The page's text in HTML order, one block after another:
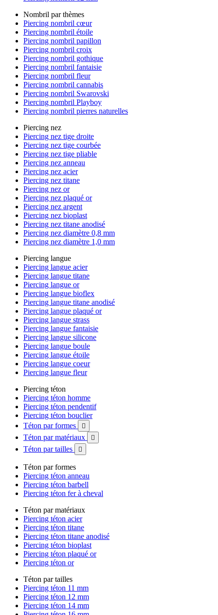
Nombril par thèmes
Piercing nombril cœur
Piercing nombril étoile
Piercing nombril papillon
Piercing nombril croix
Piercing nombril gothique
Piercing nombril fantaisie
Piercing nombril fleur
Piercing nombril cannabis
Piercing nombril Swarovski
Piercing nombril Playboy
Piercing nombril pierres naturelles
Piercing nez
Piercing nez tige droite
Piercing nez tige courbée
Piercing nez tige pliable
Piercing nez anneau
Piercing nez acier
Piercing nez titane
Piercing nez or
Piercing nez plaqué or
Piercing nez argent
Piercing nez bioplast
Piercing nez titane anodisé
Piercing nez diamètre 0,8 mm
Piercing nez diamètre 1,0 mm
Piercing langue
Piercing langue acier
Piercing langue titane
Piercing langue or
Piercing langue bioflex
Piercing langue titane anodisé
Piercing langue plaqué or
Piercing langue strass
Piercing langue fantaisie
Piercing langue silicone
Piercing langue boule
Piercing langue étoile
Piercing langue coeur
Piercing langue fleur
Piercing téton
Piercing téton homme
Piercing téton pendentif
Piercing téton bouclier
Téton par formes

Téton par matériaux 
Téton par tailles 
Téton par formes
Piercing téton anneau
Piercing téton barbell
Piercing téton fer à cheval
Téton par matériaux
Piercing téton acier
Piercing téton titane
Piercing téton titane anodisé
Piercing téton bioplast
Piercing téton plaqué or
Piercing téton or
Téton par tailles
Piercing téton 11 mm
Piercing téton 12 mm
Piercing téton 14 mm